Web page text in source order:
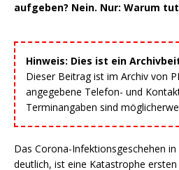
aufgeben? Nein. Nur: Warum
Hinweis: Dies ist ein
Dieser Beitrag ist im Archiv von
angegebene Telefon- und
Terminangaben sind
Das Corona-Infektionsgeschehen
deutlich, ist eine Katastrophe